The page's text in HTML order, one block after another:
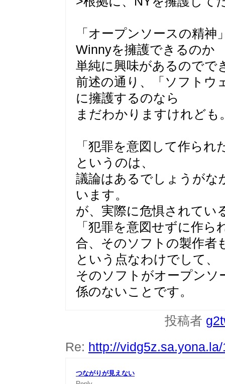
「オープンソースの精
Winnyを擁護できるのか
単純に興味があるのでで
前述の通り、「ソフトウ
に擁護するのなら
まだわかりますけれども
「犯罪を意図して作ら
というのは、
議論はあるでしょうがな
います。
が、実際に危惧されてい
「犯罪を意図せずに作
合、そのソフトの製作者
という点なわけでして、
そのソフトがオープン
係のないことです。
投稿者
Re: http://
つながりが見えない